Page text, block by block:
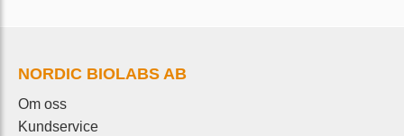
NORDIC BIOLABS AB
Om oss
Kundservice